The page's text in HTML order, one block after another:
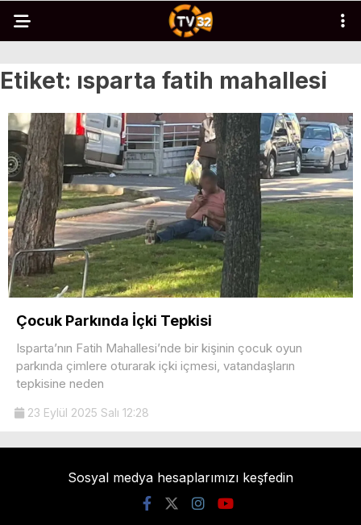
Etiket: ısparta fatih mahallesi
Çocuk Parkında İçki Tepkisi
Isparta’nın Fatih Mahallesi’nde bir kişinin çocuk oyun
parkında çimlere oturarak içki içmesi, vatandaşların
tepkisine neden
23 Eylül 2025 Salı 12:28
Sosyal medya hesaplarımızı keşfedin